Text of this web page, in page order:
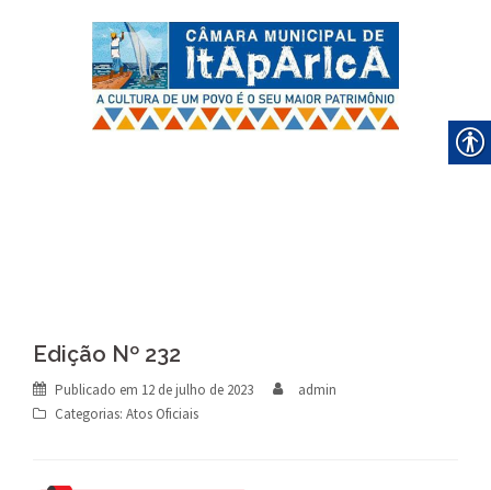
Edição Nº 232
Publicado em 12 de julho de 2023
admin
Categorias: Atos Oficiais